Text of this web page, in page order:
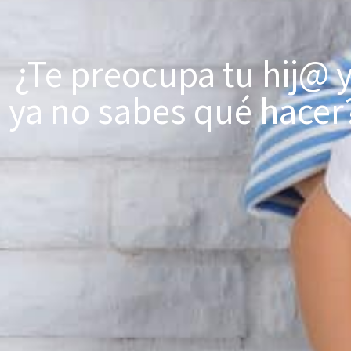
¿Te preocupa tu hij@
ya no sabes qué